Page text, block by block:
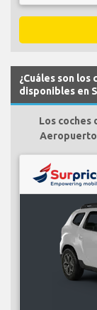
¿Cuáles son
disponibles en
Los coches
Aeropuerto